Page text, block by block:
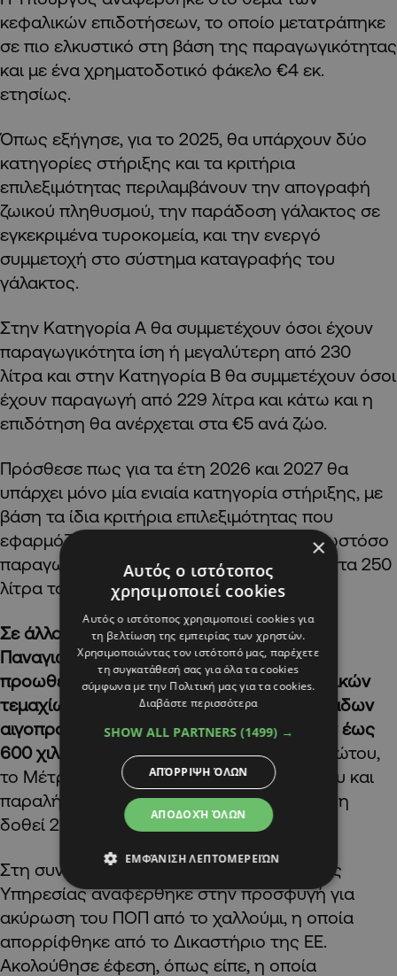
κεφαλικών επιδοτήσεων, το οποίο μετατράπηκε
σε πιο ελκυστικό στη βάση της παραγωγικότητας
και με ένα χρηματοδοτικό φάκελο €4 εκ.
ετησίως.
Όπως εξήγησε, για το 2025, θα υπάρχουν δύο
κατηγορίες στήριξης και τα κριτήρια
επιλεξιμότητας περιλαμβάνουν την απογραφή
ζωικού πληθυσμού, την παράδοση γάλακτος σε
εγκεκριμένα τυροκομεία, και την ενεργό
συμμετοχή στο σύστημα καταγραφής του
γάλακτος.
Στην Κατηγορία Α θα συμμετέχουν όσοι έχουν
παραγωγικότητα ίση ή μεγαλύτερη από 230
λίτρα και στην Κατηγορία Β θα συμμετέχουν όσοι
έχουν παραγωγή από 229 λίτρα και κάτω και η
επιδότηση θα ανέρχεται στα €5 ανά ζώο.
Πρόσθεσε πως για τα έτη 2026 και 2027 θα
υπάρχει μόνο μία ενιαία κατηγορία στήριξης, με
βάση τα ίδια κριτήρια επιλεξιμότητας που
εφαρμόζονται το 2025, με τον μέσο όρο ωστόσο
παραγωγικότητας ανά ζώο να αυξάνεται στα 250
λίτρα το 2026 και 300 λίτρα το 2027.
Σε άλλο σημείο της παρουσίασης της, η κ.
Παναγιώτου αναφέρθηκε στο Σχέδιο που
προωθείται για την παραχώρηση 26 κρατικών
τεμαχίων για τη δημιουργία μεγάλων μονάδων
αιγοπροβάτων, με επιδότηση επενδύσεων έως
600 χιλιάδες ευρώ.Όπως είπε η κ. Παναγιώτου,
το Μέτρο ανακοινώθηκε στα τέλη Μαρτίου και
παραλήφθηκαν 15 αιτήματα, ενώ έχουν ήδη
δοθεί 25 κτηνοτροφικά οικόπεδα.
Στη συνεδρία, η εκπρόσωπος της Νομικής
Υπηρεσίας αναφέρθηκε στην προσφυγή για
ακύρωση του ΠΟΠ από το χαλλούμι, η οποία
απορρίφθηκε από το Δικαστήριο της ΕΕ.
Ακολούθησε έφεση, όπως είπε, η οποία
×
Αυτός ο ιστότοπος
χρησιμοποιεί cookies
Αυτός ο ιστότοπος χρησιμοποιεί cookies για
τη βελτίωση της εμπειρίας των χρηστών.
Χρησιμοποιώντας τον ιστότοπό μας, παρέχετε
τη συγκατάθεσή σας για όλα τα cookies
σύμφωνα με την Πολιτική μας για τα cookies.
Διαβάστε περισσότερα
SHOW ALL PARTNERS (1499) →
ΑΠΟΔΟΧΉ ΌΛΩΝ
ΑΠΌΡΡΙΨΗ ΌΛΩΝ
ΕΜΦΆΝΙΣΗ ΛΕΠΤΟΜΕΡΕΙΏΝ